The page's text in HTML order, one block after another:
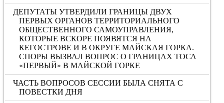
ДЕПУТАТЫ УТВЕРДИЛИ ГРАНИЦЫ ДВУХ
ПЕРВЫХ ОРГАНОВ ТЕРРИТОРИАЛЬНОГО
ОБЩЕСТВЕННОГО САМОУПРАВЛЕНИЯ,
КОТОРЫЕ ВСКОРЕ ПОЯВЯТСЯ НА
КЕГОСТРОВЕ И В ОКРУГЕ МАЙСКАЯ ГОРКА.
СПОРЫ ВЫЗВАЛ ВОПРОС О ГРАНИЦАХ ТОСА
«ПЕРВЫЙ» В МАЙСКОЙ ГОРКЕ
ЧАСТЬ ВОПРОСОВ СЕССИИ БЫЛА СНЯТА С
ПОВЕСТКИ ДНЯ